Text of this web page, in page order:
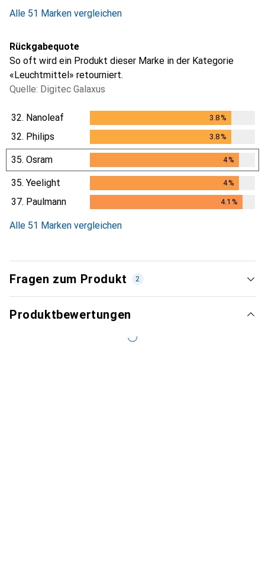
Alle 51 Marken vergleichen
Rückgabequote
So oft wird ein Produkt dieser Marke in der Kategorie
«Leuchtmittel» retourniert.
Quelle: Digitec Galaxus
32. Nanoleaf 3.8%
3.8%
32. Philips 3.8%
3.8%
35. Osram 4%
4%
35. Yeelight 4%
4%
37. Paulmann 4.1 %
Alle 51 Marken vergleichen
Fragen zum Produkt 2
Produktbewertungen